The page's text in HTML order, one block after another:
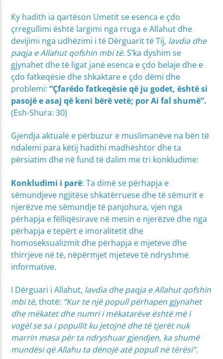
Ky hadith ia qartëson Umetit se esenca e çdo
çrregullimi është largimi nga rruga e Allahut dhe
devijimi nga udhëzimi i të Dërguarit të Tij, lavdia dhe
paqja e Allahut qofshin mbi të. S’ka dyshim se
gjynahet dhe të ligat janë esenca e çdo belaje dhe e
çdo fatkeqësie dhe shkaktare e çdo dëmi dhe
problemi:“Çfarëdo fatkeqësie që ju godet, është si
pasojë e asaj që keni bërë vetë; por Ai fal shumë”.
(Esh-Shura: 30)
Gjendja aktuale e përbuzur e muslimanëve na bën të
ndalemi para këtij hadithi madhështor dhe ta
përsiatim dhe në fund të dalim me tri konkludime:
Konkludimi i parë: Ta dimë se përhapja e
sëmundjeve ngjitëse shkatërruese dhe të sëmurit e
njerëzve me sëmundje të panjohura, vjen nga
përhapja e fëlliqësirave në mesin e njerëzve dhe nga
përhapja e tepërt e imoralitetit dhe
homoseksualizmit dhe përhapja e mjeteve dhe
thirrjeve në të, nëpërmjet mjeteve të ndryshme
informative.
I Dërguari i Allahut, lavdia dhe paqja e Allahut qofshin
mbi të, thotë: “Kur te një popull përhapen gjynahet
dhe mëkatet dhe numri i mëkatarëve është më i
vogël se sa i popullit ku jetojnë dhe të tjerët nuk
marrin masa për ta ndryshuar gjendjen, ka shumë
mundësi që Allahu ta dënojë atë popull në tërësi”.